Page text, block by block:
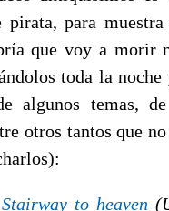
pirata, para muestra
que voy a morir
toda la
algunos temas,
otros tantos que
to heaven